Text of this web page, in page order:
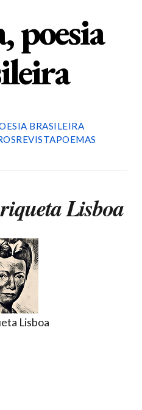
poesia
BRASILEIRA
REVISTAPOEMAS
Lisboa
Lisboa